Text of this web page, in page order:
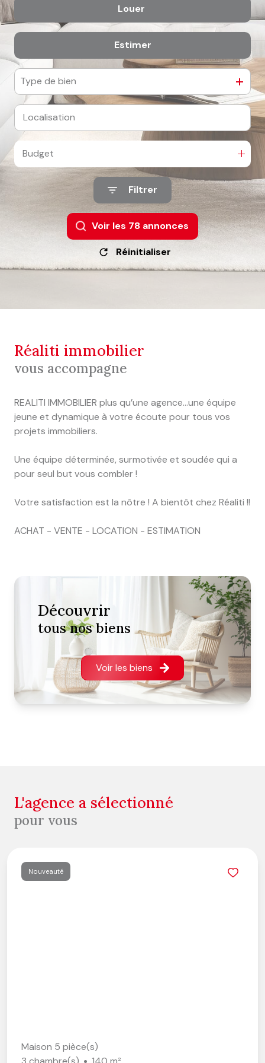
Louer
De l'immo pro
Estimer
Type de bien
Budget
Filtrer
Voir les 78 annonces
Réinitialiser
découvrir
tous nos biens
Voir les biens
réaliti immobilier
vous accompagne
REALITI IMMOBILIER plus qu’une agence...une équipe
jeune et dynamique à votre écoute pour tous vos
projets immobiliers.
Une équipe déterminée, surmotivée et soudée qui a
pour seul but vous combler !
Votre satisfaction est la nôtre ! A bientôt chez Réaliti !!
ACHAT - VENTE - LOCATION - ESTIMATION
l'agence a sélectionné
pour vous
pièce(s)